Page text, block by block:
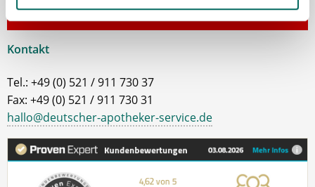
Jetzt zur kostenlosen Stellenanfrage
Kontakt
Tel.: +49 (0) 521 / 911 730 37
Fax: +49 (0) 521 / 911 730 31
hallo@deutscher-apotheker-service.de